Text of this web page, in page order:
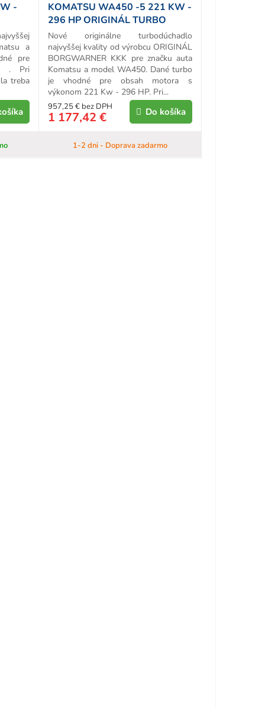
-
a
pre
. Pri
treba
KOMATSU WA450 -5 221 KW -
296 HP ORIGINÁL TURBO
1-2 dni - Doprava zadarmo
957,25 € bez DPH
1 177,42 € Do košíka
Nové originálne turbodúchadlo
najvyššej kvality od výrobcu ORIGINÁL
BORGWARNER KKK pre značku auta
Komatsu a model WA450. Dané turbo
je vhodné pre obsah motora s
výkonom 221 Kw - 296 HP. Pri...